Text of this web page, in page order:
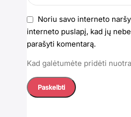
Noriu savo interneto
interneto puslapį, kad jų
parašyti komentarą.
Kad galėtumėte pridėti